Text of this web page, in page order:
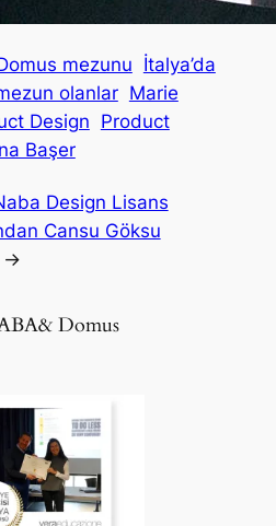
mezunu
İtalya’da
olanlar Marie
Design
Product
Başer
Design Lisans
Cansu Göksu
→
Domus